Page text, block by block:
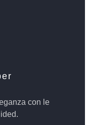
con le